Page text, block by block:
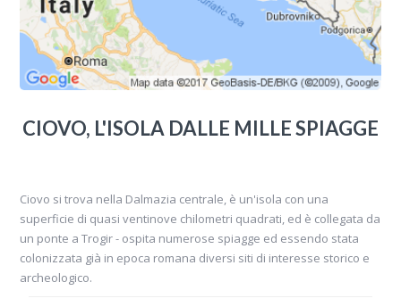
CIOVO, L'ISOLA DALLE MILLE SPIAGGE
Ciovo si trova nella Dalmazia centrale, è un'isola con una
superficie di quasi ventinove chilometri quadrati, ed è collegata da
un ponte a Trogir - ospita numerose spiagge ed essendo stata
colonizzata già in epoca romana diversi siti di interesse storico e
archeologico.